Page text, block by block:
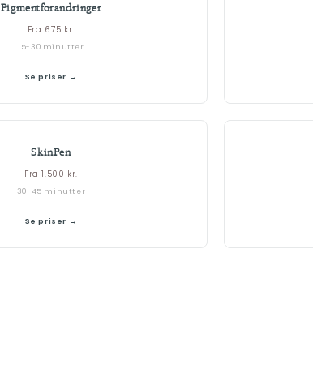
Pigmentforandringer
Fra 675 kr.
15-30 minutter
Se priser →
SkinPen
Fra 1.500 kr.
30-45 minutter
Se priser →